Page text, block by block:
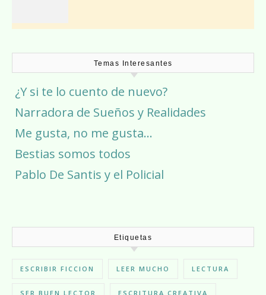
Temas Interesantes
¿Y si te lo cuento de nuevo?
Narradora de Sueños y Realidades
Me gusta, no me gusta…
Bestias somos todos
Pablo De Santis y el Policial
Etiquetas
ESCRIBIR FICCION LEER MUCHO LECTURA
SER BUEN LECTOR ESCRITURA CREATIVA